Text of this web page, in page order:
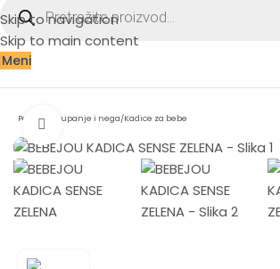
Skip to navigation
Skip to main content
Meni
Početna Kupanje i nega/Kadice za bebe
Zumiraj sliku